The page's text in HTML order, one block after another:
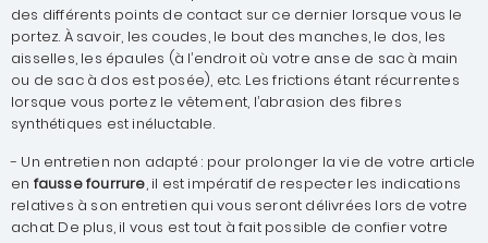
des différents points de contact sur ce dernier lorsque vous le
portez. À savoir, les coudes, le bout des manches, le dos, les
aisselles, les épaules (à l’endroit où votre anse de sac à main
ou de sac à dos est posée), etc. Les frictions étant récurrentes
lorsque vous portez le vêtement, l’abrasion des fibres
synthétiques est inéluctable.
- Un entretien non adapté : pour prolonger la vie de votre article
en fausse fourrure, il est impératif de respecter les indications
relatives à son entretien qui vous seront délivrées lors de votre
achat. De plus, il vous est tout à fait possible de confier votre